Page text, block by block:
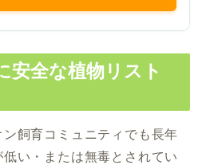
安全な植物リスト
飼育コミュニティでも長年
い・または無毒とされてい